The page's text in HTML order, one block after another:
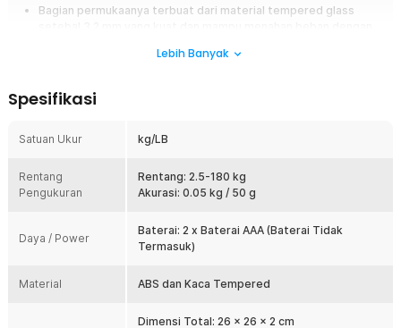
Bagian permukaanya terbuat dari material tempered glass
Menjaga berat badan ideal menjadi lebih mudah dengan timbangan
presisi, layar LCD backlight, serta kapasitas hingga 180 kg, timbangan ini
dengan material tempered glass membuatnya cocok digunakan di
rumah maupun ruang olahraga.
Fitur
Chip pengukuran digital menghasilkan pembacaan berat badan
badan dapat dipantau secara lebih detail. Hasil pengukuran yang
Lebih Banyak
Spesifikasi
Satuan Ukur kg/LB
Rentang
Pengukuran
Rentang: 2.5-180 kg
Akurasi: 0.05 kg / 50 g
Daya / Power
Baterai: 2 x Baterai AAA (Baterai Tidak
Termasuk)
Material ABS dan Kaca Tempered
Dimensi Total: 26 x 26 x 2 cm